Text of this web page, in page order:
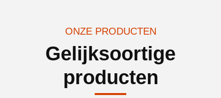
ONZE PRODUCTEN
Gelijksoortige
producten